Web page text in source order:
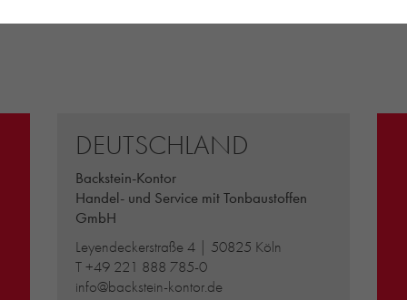
DEUTSCHLAND
Backstein-Kontor
Handel- und Service mit Tonbaustoffen
GmbH
Leyendeckerstraße 4 | 50825 Köln
T+49 221 888 785-0
info@backstein-kontor.de